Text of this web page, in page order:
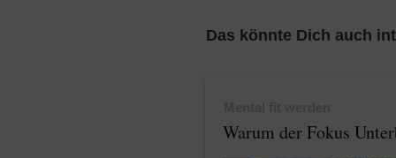
Das könnte Dich auch
Warum der Fokus